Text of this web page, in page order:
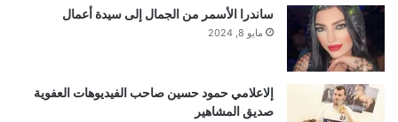
ساندرا الأسمر من الجمال إلى سيدة أعمال
مايو 8, 2024
إلاعلامي حمود حسين صاحب الفيديوهات العفوية
صديق المشاهير